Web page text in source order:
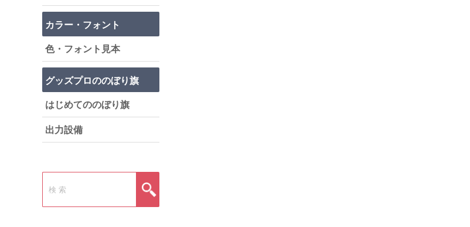
カラー・フォント
色・フォント見本
グッズプロののぼり旗
はじめてののぼり旗
出力設備